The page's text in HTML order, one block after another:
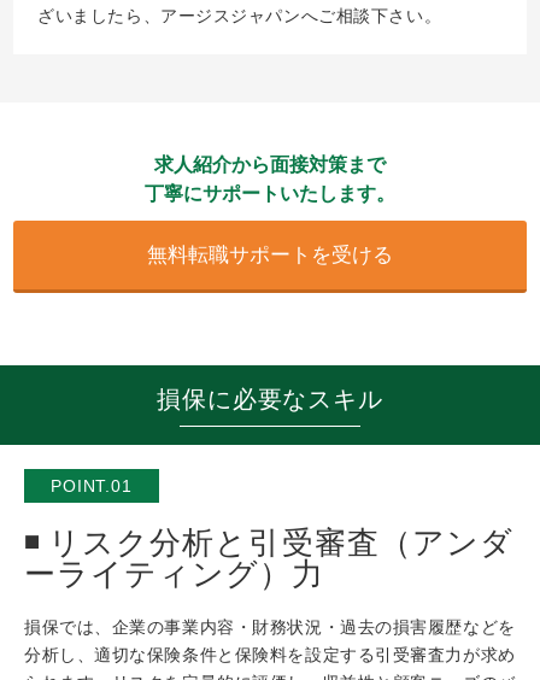
ざいましたら、アージスジャパンへご相談下さい。
求人紹介から面接対策まで
丁寧にサポートいたします。
無料転職サポートを受ける
損保に必要なスキル
POINT.01
リスク分析と引受審査（アンダ
ーライティング）力
損保では、企業の事業内容・財務状況・過去の損害履歴などを
分析し、適切な保険条件と保険料を設定する引受審査力が求め